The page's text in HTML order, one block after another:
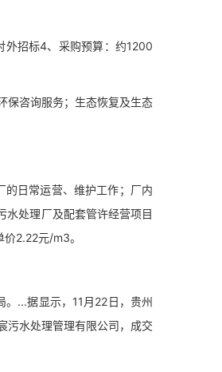
招标4、采购预算：约1200
咨询服务；生态恢复及生态
日常运营、维护工作；厂内
水处理厂及配套管许经营项目
2.22元/m3。
...据显示，11月22日，贵州
污水处理管理有限公司，成交